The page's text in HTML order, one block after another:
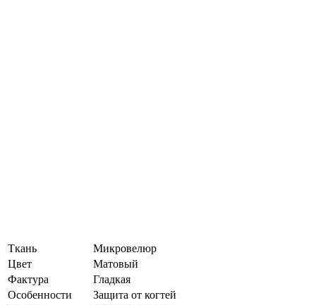
Ткань
Микровелюр
Цвет
Матовый
Фактура
Гладкая
Особенности
Защита от когтей